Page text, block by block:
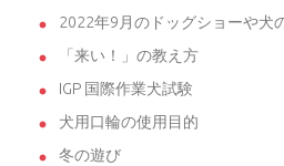
2022年9月のドッグショーや犬
「来い！」の教え方
IGP 国際作業犬試験
犬用口輪の使用目的
冬の遊び